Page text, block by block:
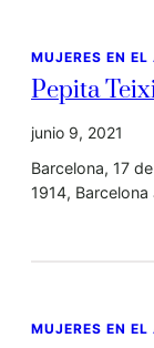
MUJERES EN EL
Pepita
junio 9, 2021
Barcelona, 17
1914,
MUJERES EN EL